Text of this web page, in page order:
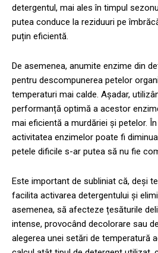
detergentul, mai ales în timpul
putea conduce la reziduuri pe
puțin eficientă.
De asemenea, anumite enzime din
pentru descompunerea petelor
temperaturi mai calde. Așadar,
performanță optimă a acestor
mai eficientă a murdăriei și petelor. În
activitatea enzimelor poate fi
petele dificile s-ar putea să nu fie
Este important de subliniat că, deși
facilita activarea detergentului și
asemenea, să afecteze țesăturile
intense, provocând decolorare sau
alegerea unei setări de temperatură